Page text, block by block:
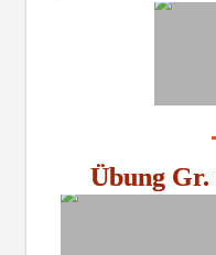
Übung Gr.